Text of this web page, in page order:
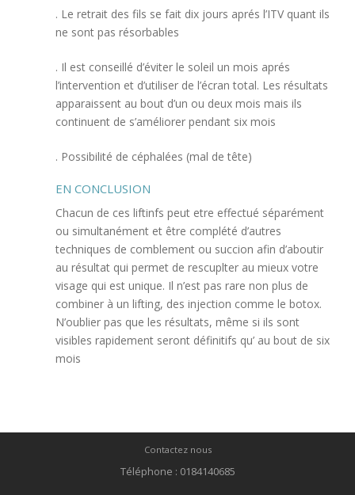
. Le retrait des fils se fait dix jours aprés l’ITV quant ils
ne sont pas résorbables
. Il est conseillé d’éviter le soleil un mois aprés
l’intervention et d’utiliser de l’écran total. Les résultats
apparaissent au bout d’un ou deux mois mais ils
continuent de s’améliorer pendant six mois
. Possibilité de céphalées (mal de tête)
EN CONCLUSION
Chacun de ces liftinfs peut etre effectué séparément
ou simultanément et être complété d’autres
techniques de comblement ou succion afin d’aboutir
au résultat qui permet de rescuplter au mieux votre
visage qui est unique. Il n’est pas rare non plus de
combiner à un lifting, des injection comme le botox.
N’oublier pas que les résultats, même si ils sont
visibles rapidement seront définitifs qu’ au bout de six
mois
Contactez nous
Téléphone : 0184140685